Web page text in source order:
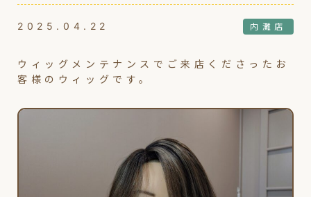
2025.04.22 内灘店
ウィッグメンテナンスでご来店くださったお
客様のウィッグです。